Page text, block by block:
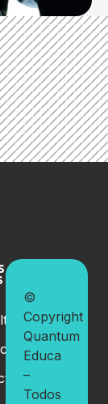
©
Copyright
Quantum
Educa
–
Todos